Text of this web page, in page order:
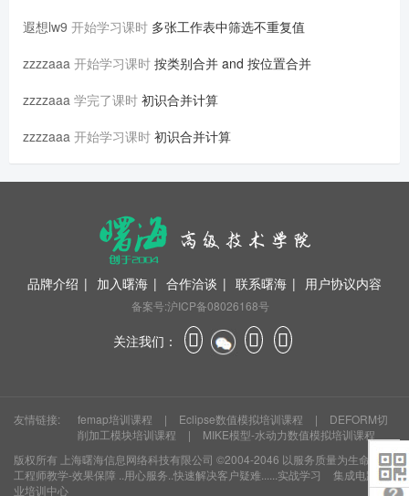
遐想lw9 开始学习课时 多张工作表中筛选不重复值
zzzzaaa 开始学习课时 按类别合并 and 按位置合并
zzzzaaa 学完了课时 初识合并计算
zzzzaaa 开始学习课时 初识合并计算
品牌介绍 | 加入曙海 | 合作洽谈 | 联系曙海 | 用户协议内容
备案号:沪ICP备08026168号
关注我们：
友情链接: femap培训课程 | Eclipse数值模拟培训课程 |
DEFORM切
削加工模块培训课程
|
MIKE模型-水动力数值模拟培训课程
版权所有 上海曙海信息网络科技有限公司 ©2004-2046 以服务质量为生命 资深
工程师教学-效果保障 ..用心服务..快速解决客户疑难......实战学习
集成电路就
业培训中心